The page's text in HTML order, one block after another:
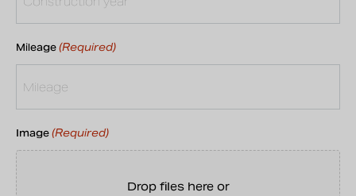
Mileage (Required)
Image (Required)
Drop files here or